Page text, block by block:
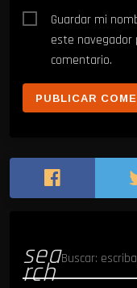
Guardar mi
este navegador
comentario.
sea
rch